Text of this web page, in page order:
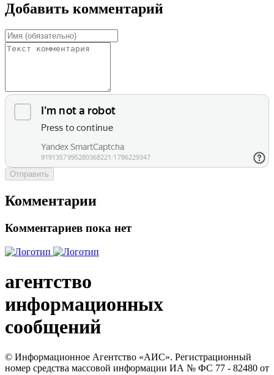
Добавить комментарий
Отправить
Комментарии
Комментариев пока нет
агентство
информационных
сообщений
© Информационное Агентство «АИС». Регистрационный
номер средства массовой информации ИА № ФС 77 - 82480 от